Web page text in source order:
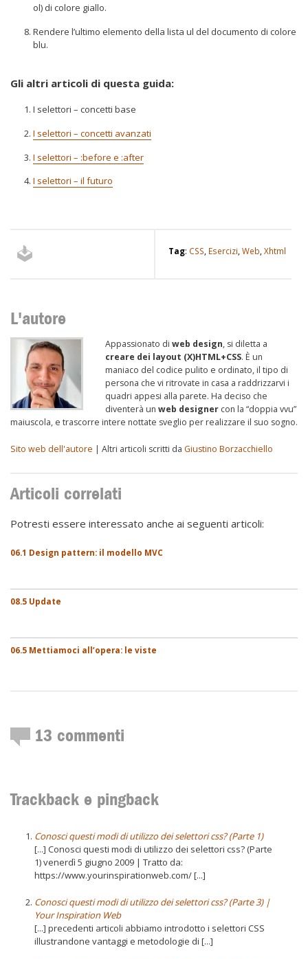
ol) di colore giallo.
Rendere l’ultimo elemento della lista ul del documento di colore
blu.
Gli altri articoli di questa guida:
I selettori – concetti base
I selettori – concetti avanzati
I selettori – :before e :after
I selettori – il futuro
Tag: CSS, Esercizi, Web, Xhtml
L'autore
Appassionato di web design, si diletta a
creare dei layout (X)HTML+CSS. È un
maniaco del codice pulito e ordinato, il tipo di
persona che vi ritrovate in casa a raddrizzarvi i
quadri appesi alla parete. Ha deciso che
diventerà un web designer con la “doppia vvu”
maiuscola, e trascorre intere nottate sveglio per realizzare il suo sogno.
Sito web dell'autore | Altri articoli scritti da Giustino Borzacchiello
Articoli correlati
Potresti essere interessato anche ai seguenti articoli:
06.1 Design pattern: il modello MVC
08.5 Update
06.5 Mettiamoci all’opera: le viste
13 commenti
Trackback e pingback
Conosci questi modi di utilizzo dei selettori css? (Parte 1)
[...] Conosci questi modi di utilizzo dei selettori css? (Parte
1) venerdì 5 giugno 2009 | Tratto da:
https://www.yourinspirationweb.com/ [...]
Conosci questi modi di utilizzo dei selettori css? (Parte 3) |
Your Inspiration Web
[...] precedenti articoli abbiamo introdotto i selettori CSS
illustrandone vantaggi e metodologie di [...]